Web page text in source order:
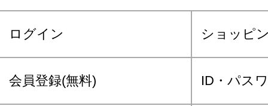
ログイン ショッピ
会員登録(無料) ID・パス